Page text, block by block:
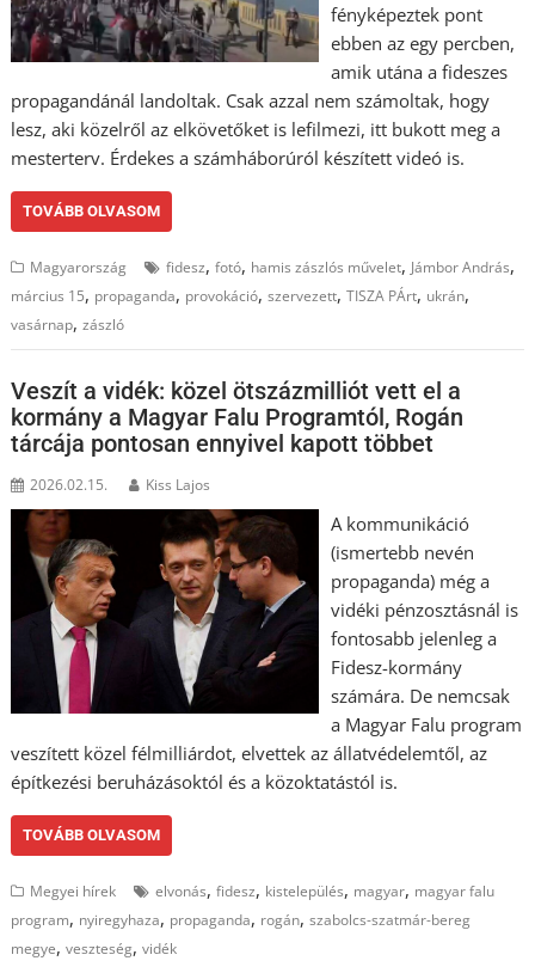
fényképeztek pont
ebben az egy percben,
amik utána a fideszes
propagandánál landoltak. Csak azzal nem számoltak, hogy
lesz, aki közelről az elkövetőket is lefilmezi, itt bukott meg a
mesterterv. Érdekes a számháborúról készített videó is.
TOVÁBB OLVASOM
Magyarország fidesz,fotó, hamis zászlós művelet, Jámbor András,
március 15, propaganda, provokáció,szervezett,TISZA PÁrt, ukrán,
vasárnap,zászló
Veszít a vidék: közel ötszázmilliót vett el a
kormány a Magyar Falu Programtól, Rogán
tárcája pontosan ennyivel kapott többet
2026.02.15. Kiss Lajos
A kommunikáció
(ismertebb nevén
propaganda) még a
vidéki pénzosztásnál is
fontosabb jelenleg a
Fidesz-kormány
számára. De nemcsak
a Magyar Falu program
veszített közel félmilliárdot, elvettek az állatvédelemtől, az
építkezési beruházásoktól és a közoktatástól is.
TOVÁBB OLVASOM
Megyei hírek elvonás,fidesz, kistelepülés, magyar, magyar falu
program, nyiregyhaza, propaganda, rogán,szabolcs-szatmár-bereg
megye,veszteség,vidék